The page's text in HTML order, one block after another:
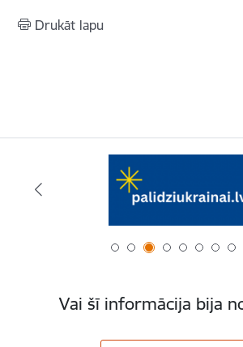
Drukāt lapu
Vai šī informācija bija